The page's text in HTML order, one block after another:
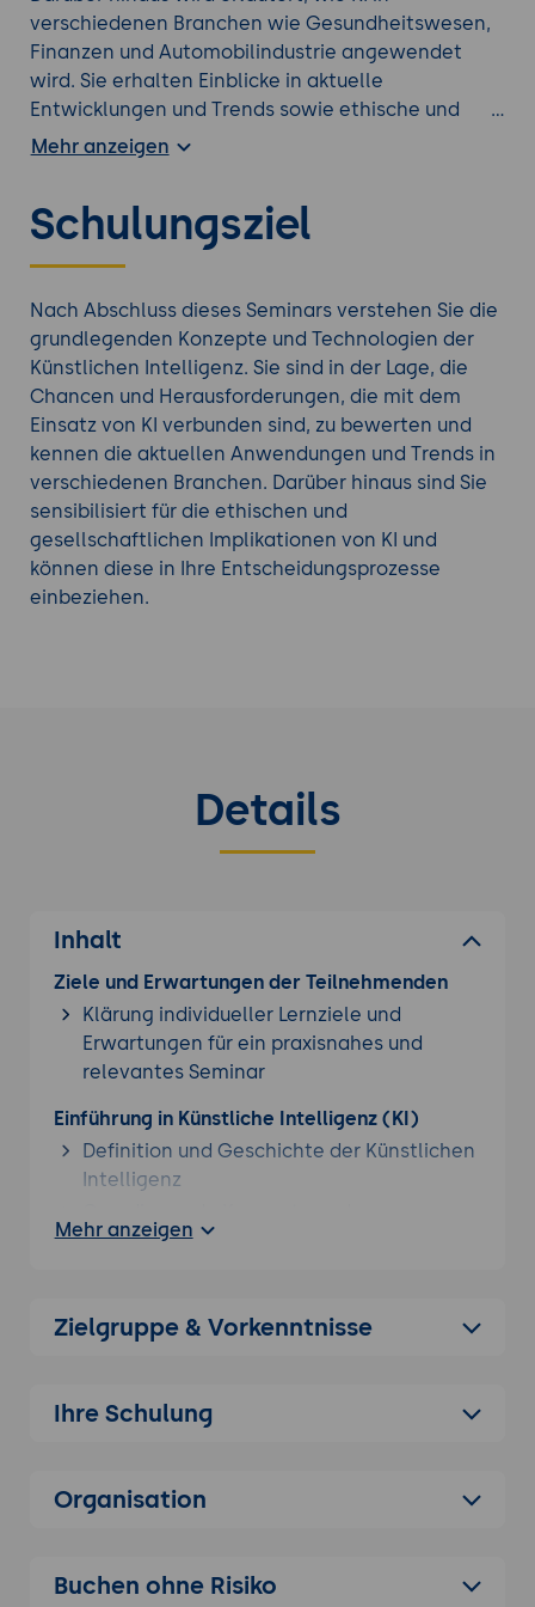
verschiedenen Branchen wie Gesundheitswesen,
Finanzen und Automobilindustrie angewendet
wird. Sie erhalten Einblicke in aktuelle
Entwicklungen und Trends sowie ethische und
gesellschaftliche Herausforderungen, die mit der
Konzepte zu verstehen und in der Praxis
Auf der Suche nach einem anderenKI Seminar?
Mehr anzeigen
Schulungsziel
Nach Abschluss dieses Seminars verstehen Sie die
grundlegenden Konzepte und Technologien der
Künstlichen Intelligenz. Sie sind in der Lage, die
Chancen und Herausforderungen, die mit dem
Einsatz von KI verbunden sind, zu bewerten und
kennen die aktuellen Anwendungen und Trends in
verschiedenen Branchen. Darüber hinaus sind Sie
sensibilisiert für die ethischen und
gesellschaftlichen Implikationen von KI und
können diese in Ihre Entscheidungsprozesse
einbeziehen.
Details
Inhalt
Ziele und Erwartungen der Teilnehmenden
Klärung individueller Lernziele und
Erwartungen für ein praxisnahes und
relevantes Seminar
Einführung in Künstliche Intelligenz (KI)
Definition und Geschichte der Künstlichen
Intelligenz
Technologien
Maschinelles Lernen und Deep Learning
Natürliche Sprachverarbeitung (NLP)
Branchen
Gesundheitswesen: Diagnostik, Therapie
Finanzen: Risikomanagement,
Mehr anzeigen
Zielgruppe & Vorkenntnisse
Ihre Schulung
Organisation
Buchen ohne Risiko